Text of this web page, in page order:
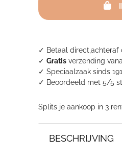
✓ Betaal direct,achteraf
✓Gratis verzending
✓ Speciaalzaak sinds
✓ Beoordeeld met 5/5
Splits je aankoop in 3
BESCHRIJVING